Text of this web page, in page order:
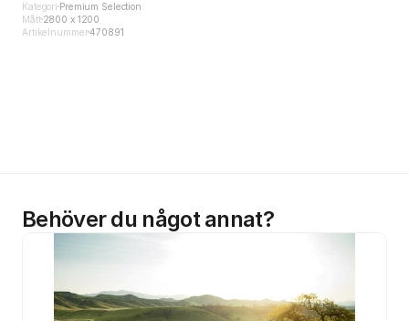
Kategori Premium Selection
Mått2800 x 1200
Artikelnummer470891
Behöver du något annat?